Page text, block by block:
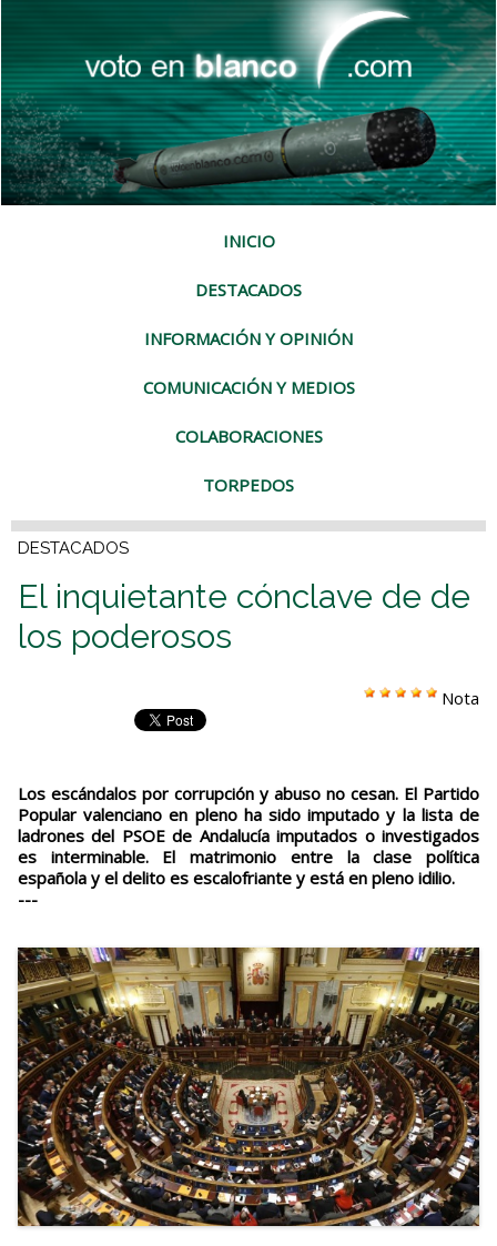
INICIO
DESTACADOS
INFORMACIÓN Y OPINIÓN
COMUNICACIÓN Y MEDIOS
COLABORACIONES
TORPEDOS
DESTACADOS
El inquietante cónclave de de
los poderosos
Nota
Los escándalos por corrupción y abuso no cesan. El Partido
Popular valenciano en pleno ha sido imputado y la lista de
ladrones del PSOE de Andalucía imputados o investigados
es interminable. El matrimonio entre la clase política
española y el delito es escalofriante y está en pleno idilio.
---